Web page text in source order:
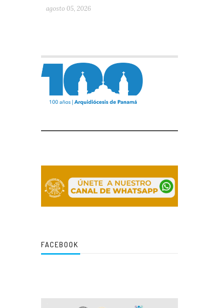
agosto 05, 2026
FACEBOOK